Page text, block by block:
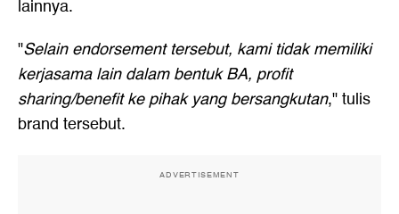
lainnya.
"Selain endorsement tersebut, kami tidak memiliki
kerjasama lain dalam bentuk BA, profit
sharing/benefit ke pihak yang bersangkutan," tulis
brand tersebut.
ADVERTISEMENT